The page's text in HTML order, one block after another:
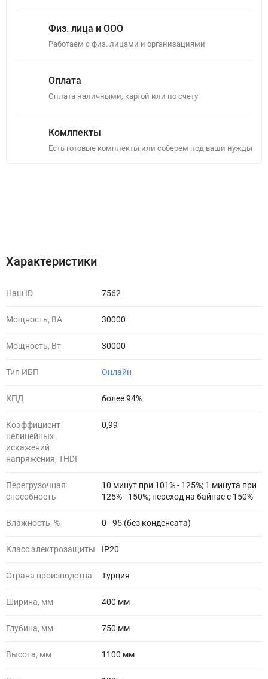
Физ. лица и ООО
Работаем с физ. лицами и организациями
Оплата
Оплата наличными, картой или по счету
Комлпекты
Есть готовые комплекты или соберем под ваши нужды
Характеристики
Наш ID 7562
Мощность, ВА 30000
Мощность, Вт 30000
Тип ИБП Онлайн
КПД более 94%
Коэффициент
нелинейных
искажений
напряжения, THDI
0,99
Перегрузочная
способность
10 минут при 101% - 125%; 1 минута при
125% - 150%; переход на байпас с 150%
Влажность, % 0 - 95 (без конденсата)
Класс электрозащиты IP20
Страна производства Турция
Ширина, мм 400 мм
Глубина, мм 750 мм
Высота, мм 1100 мм